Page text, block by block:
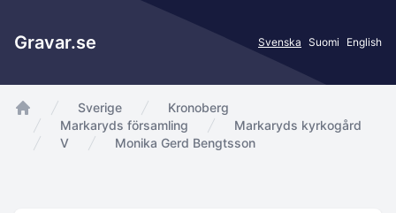
Gravar.se Svenska Suomi English
app.Start
Sverige
Kronoberg
Markaryds församling
Markaryds kyrkogård
V
Monika Gerd Bengtsson